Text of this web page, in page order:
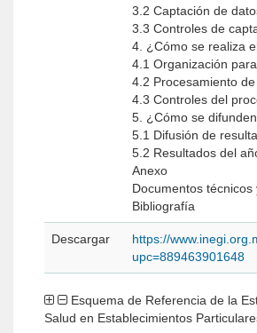
3.2 Captación de
3.3 Controles de
4. ¿Cómo se realiza
4.1 Organización
4.2 Procesamiento
4.3 Controles del
5. ¿Cómo se
5.1 Difusión de
5.2 Resultados del
Anexo
Documentos
Bibliografía
Descargar
https://
upc=889463901648
Salud en Establecimientos